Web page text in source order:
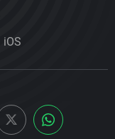
iOS